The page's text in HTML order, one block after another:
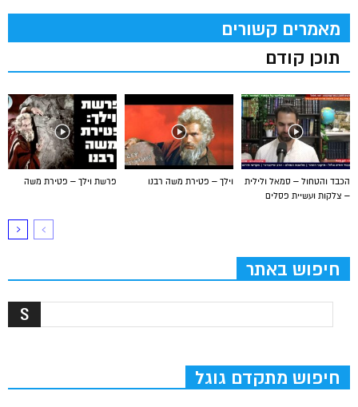
מאמרים קשורים
תוכן קודם
פרשת וילך – פטירת משה וילך – פטירת משה רבנו
הכבד והטחול – סמאל ולילית
– צלקות ועשיית פסלים
חיפוש באתר
חיפוש מתקדם גוגל